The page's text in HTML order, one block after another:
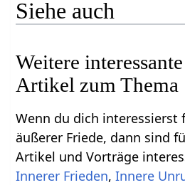
Siehe auch
Weitere
Artikel zum Thema
Wenn du dich interessierst
äußerer Friede, dann sind
Artikel und Vorträge
Innerer Frieden,Innere